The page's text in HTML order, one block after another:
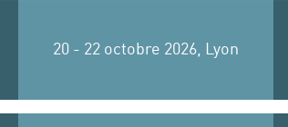
20 - 22 octobre 2026, Lyon